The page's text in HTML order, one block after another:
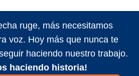
ruge, más necesitamos
voz. Hoy más que nunca te
haciendo nuestro trabajo.
haciendo historia!